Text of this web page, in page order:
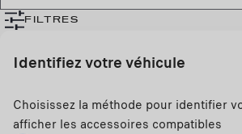
FILTRES
Identifiez votre véhicule
Choisissez la méthode pour identifier
afficher les accessoires compatibles